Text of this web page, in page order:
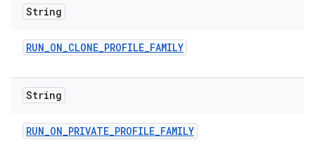
String
RUN_ON_CLONE_PROFILE_FAMILY
String
RUN_ON_PRIVATE_PROFILE_FAMILY